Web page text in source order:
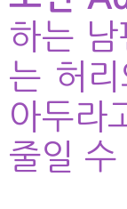
하는
는 허
아두라
줄일 수